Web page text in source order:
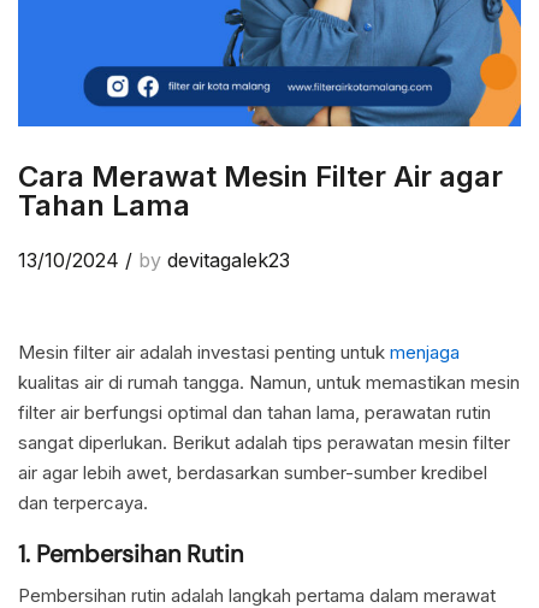
Cara Merawat Mesin Filter Air agar
Tahan Lama
13/10/2024 / by devitagalek23
Mesin filter air adalah investasi penting untuk menjaga
kualitas air di rumah tangga. Namun, untuk memastikan mesin
filter air berfungsi optimal dan tahan lama, perawatan rutin
sangat diperlukan. Berikut adalah tips perawatan mesin filter
air agar lebih awet, berdasarkan sumber-sumber kredibel
dan terpercaya.
1. Pembersihan Rutin
Pembersihan rutin adalah langkah pertama dalam merawat